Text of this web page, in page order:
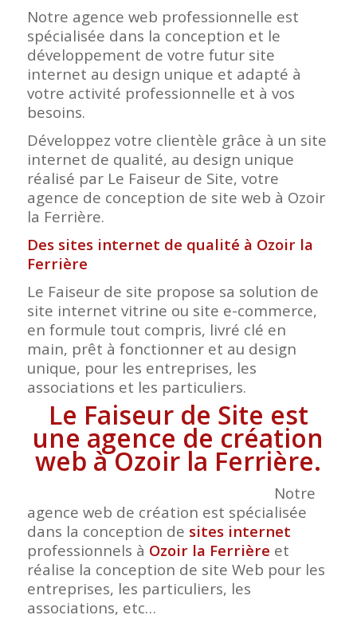
Notre agence web professionnelle est
spécialisée dans la conception et le
développement de votre futur site
internet au design unique et adapté à
votre activité professionnelle et à vos
besoins.
Développez votre clientèle grâce à un site
internet de qualité, au design unique
réalisé par Le Faiseur de Site, votre
agence de conception de site web à Ozoir
la Ferrière.
Des sites internet de qualité à Ozoir la
Ferrière
Le Faiseur de site propose sa solution de
site internet vitrine ou site e-commerce,
en formule tout compris, livré clé en
main, prêt à fonctionner et au design
unique, pour les entreprises, les
associations et les particuliers.
Le Faiseur de Site est
une agence de création
web à Ozoir la Ferrière.
Notre
agence web de création est spécialisée
dans la conception de sites internet
professionnels à Ozoir la Ferrière et
réalise la conception de site Web pour les
entreprises, les particuliers, les
associations, etc…